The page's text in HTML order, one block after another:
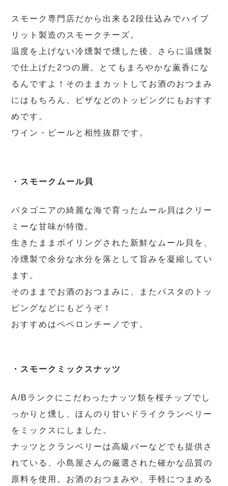
スモーク専門店だから出来る2段仕込みでハイブ
リット製造のスモークチーズ。
温度を上げない冷燻製で燻した後、さらに温燻製
で仕上げた2つの層。とてもまろやかな薫香にな
るんですよ！そのままカットしてお酒のおつまみ
にはもちろん、ピザなどのトッピングにもおすす
めです。
ワイン・ビールと相性抜群です。
・スモークムール貝
パタゴニアの綺麗な海で育ったムール貝はクリー
ミーな甘味が特徴。
生きたままボイリングされた新鮮なムール貝を、
冷燻製で余分な水分を落として旨みを凝縮してい
ます。
そのままでお酒のおつまみに、またパスタのトッ
ピングなどにもどうぞ！
おすすめはペペロンチーノです。
・スモークミックスナッツ
A/Bランクにこだわったナッツ類を桜チップでし
っかりと燻し、ほんのり甘いドライクランベリー
をミックスにしました。
ナッツとクランベリーは高級バーなどでも提供さ
れている、小島屋さんの厳選された確かな品質の
原料を使用。お酒のおつまみや、手軽につまめる